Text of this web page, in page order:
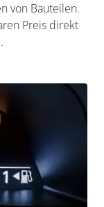
von Bauteilen.
Preis direkt